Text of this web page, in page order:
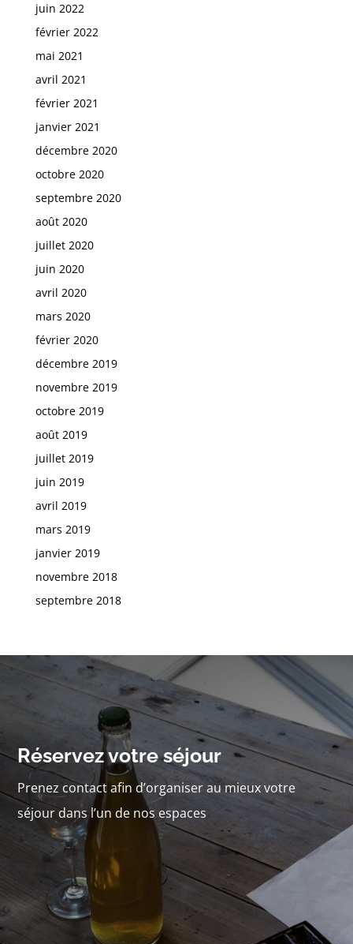
juin 2022
février 2022
mai 2021
avril 2021
février 2021
janvier 2021
décembre 2020
octobre 2020
septembre 2020
août 2020
juillet 2020
juin 2020
avril 2020
mars 2020
février 2020
décembre 2019
novembre 2019
octobre 2019
août 2019
juillet 2019
juin 2019
avril 2019
mars 2019
janvier 2019
novembre 2018
septembre 2018
Réservez votre séjour
Prenez contact afin d’organiser au mieux votre
séjour dans l’un de nos espaces